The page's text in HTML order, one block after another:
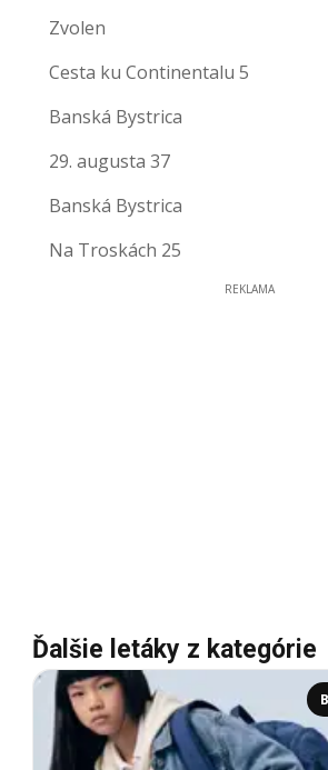
Zvolen
Cesta ku Continentalu 5
Banská Bystrica
29. augusta 37
Banská Bystrica
Na Troskách 25
REKLAMA
Ďalšie letáky z kategórie